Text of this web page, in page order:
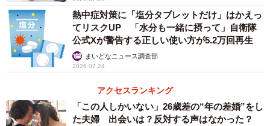
熱中症対策に「塩分タブレットだけ」はかえっ
てリスクUP 「水分も一緒に摂って」自衛隊
公式Xが警告する正しい使い方が5.2万回再生
まいどなニュース調査部
2026.07.24
アクセスランキング
「この人しかいない」26歳差の“年の差婚”をし
た夫婦 出会いは？反対する声はなかった？